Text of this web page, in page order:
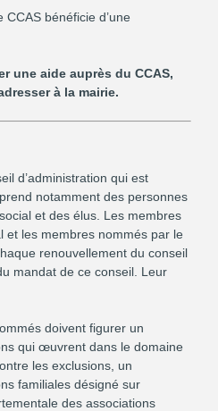
bénéficie d’une
une aide auprès du CCAS,
à la mairie.
d’administration qui est
notamment des personnes
et des élus. Les membres
et les membres nommés par le
renouvellement du conseil
mandat de ce conseil. Leur
doivent figurer un
qui œuvrent dans le domaine
les exclusions, un
familiales désigné sur
des associations